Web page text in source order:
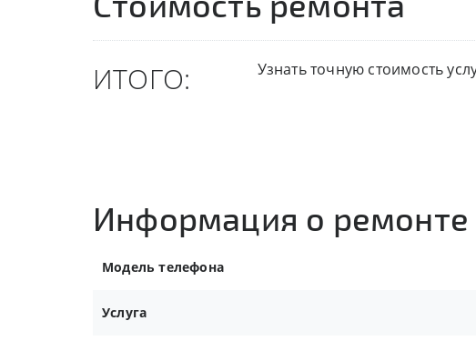
ИТОГО:
Узнать точную стоимость
Информация о ремонте
Модель телефона
Услуга